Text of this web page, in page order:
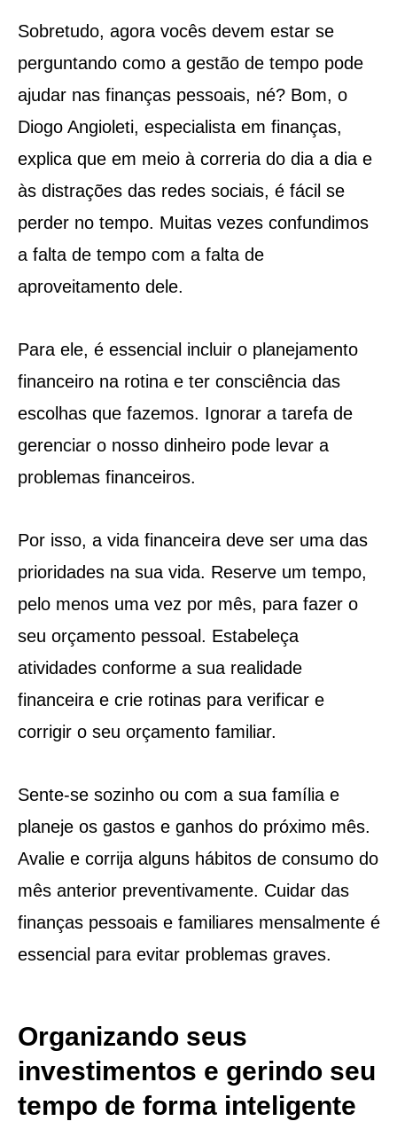
Sobretudo, agora vocês devem estar se
perguntando como a gestão de tempo pode
ajudar nas finanças pessoais, né? Bom, o
Diogo Angioleti, especialista em finanças,
explica que em meio à correria do dia a dia e
às distrações das redes sociais, é fácil se
perder no tempo. Muitas vezes confundimos
a falta de tempo com a falta de
aproveitamento dele.
Para ele, é essencial incluir o planejamento
financeiro na rotina e ter consciência das
escolhas que fazemos. Ignorar a tarefa de
gerenciar o nosso dinheiro pode levar a
problemas financeiros.
Por isso, a vida financeira deve ser uma das
prioridades na sua vida. Reserve um tempo,
pelo menos uma vez por mês, para fazer o
seu orçamento pessoal. Estabeleça
atividades conforme a sua realidade
financeira e crie rotinas para verificar e
corrigir o seu orçamento familiar.
Sente-se sozinho ou com a sua família e
planeje os gastos e ganhos do próximo mês.
Avalie e corrija alguns hábitos de consumo do
mês anterior preventivamente. Cuidar das
finanças pessoais e familiares mensalmente é
essencial para evitar problemas graves.
Organizando seus
investimentos e gerindo seu
tempo de forma inteligente